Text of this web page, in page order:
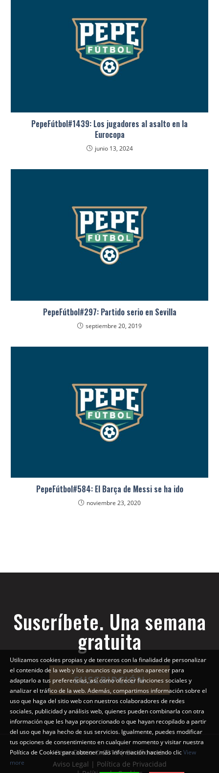
PepeFútbol#1439: Los jugadores al asalto en la
Eurocopa
junio 13, 2024
PepeFútbol#297: Partido serio en Sevilla
septiembre 20, 2019
PepeFútbol#584: El Barça de Messi se ha ido
noviembre 23, 2020
Suscríbete. Una semana
gratuita
SUSCRIPCIÓN
Pepe Diario © 2018 | Diseño web
Aviso Legal | Política de Privacidad
Utilizamos cookies propias y de terceros con la finalidad de personalizar
el contenido de la web y los anuncios que puedan aparecer para
adaptarlo a tus preferencias, así como ofrecer funciones sociales y
analizar el tráfico de la web. Además, compartimos información sobre el
uso que haga del sitio web con nuestros colaboradores de redes
sociales, publicidad y análisis web, quienes pueden combinarla con otra
información que les haya proporcionado o que hayan recopilado a partir
del uso que haya hecho de sus servicios. Igualmente, puedes modificar
tus opciones de consentimiento en cualquier momento y visitar nuestra
Política de Cookies para obtener más información haciendo clicView
more